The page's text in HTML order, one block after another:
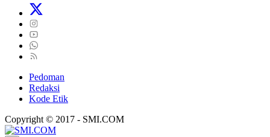
Pedoman
Redaksi
Kode Etik
Copyright © 2017 - SMI.COM